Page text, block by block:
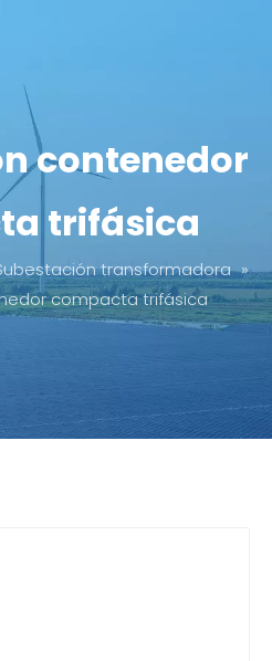
contenedor
trifásica
transformadora »
compacta trifásica